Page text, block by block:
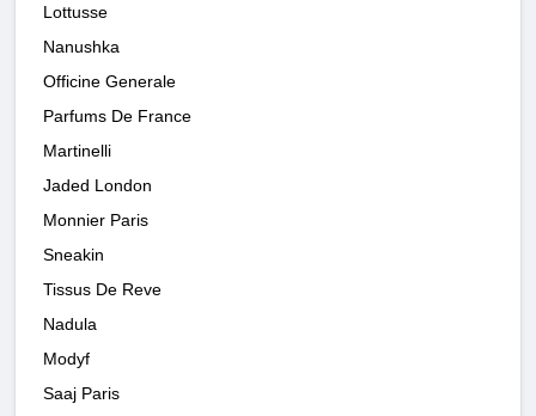
Lottusse
Nanushka
Officine Generale
Parfums De France
Martinelli
Jaded London
Monnier Paris
Sneakin
Tissus De Reve
Nadula
Modyf
Saaj Paris